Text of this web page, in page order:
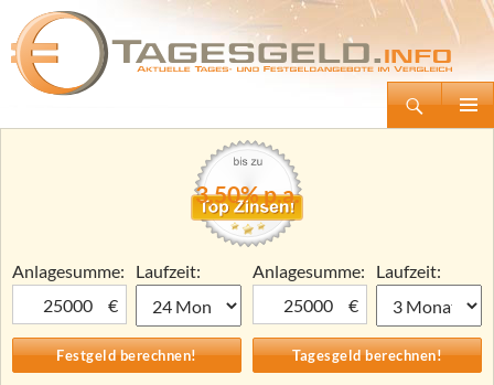
Tagesgeld.info – Tagesgeldkonten vergleichen und Tagesgeld-Zinsen berechnen
Zum
3,50% p.a.
Anlagesumme:
€
Laufzeit:
Anlagesumme:
€
Laufzeit: